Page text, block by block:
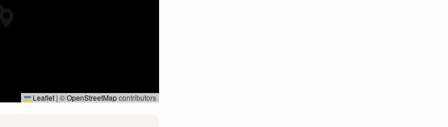
Leaflet | ©OpenStreetMapcontributors